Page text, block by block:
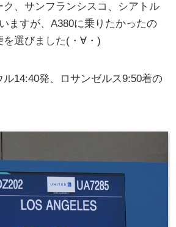
ク、サンフランシスコ、シアトル
ますが、A380に乗りたかったの
を選びました(・∀・)
14:40発、ロサンゼルス9:50着の